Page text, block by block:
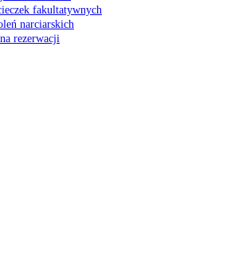
fakultatywnych
narciarskich
rezerwacji